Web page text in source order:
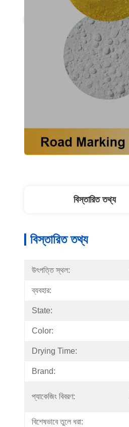
বিস্তারিত তথ্য
বিস্তারিত তথ্য
উৎপত্তি স্থল:
ব্যবহার:
State:
Color:
Drying Time:
Brand:
প্যাকেজিং বিবরণ:
বিশেষভাবে তুলে ধরা: